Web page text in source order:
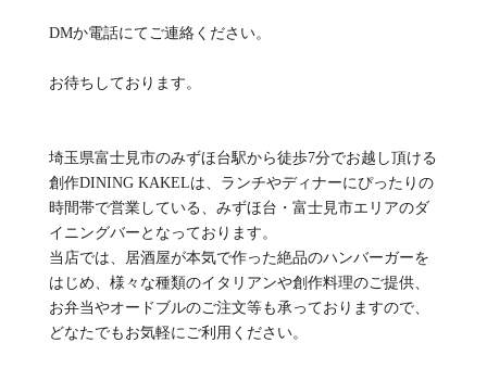
DMか電話にてご連絡ください。
お待ちしております。
埼玉県富士見市のみずほ台駅から徒歩7分でお越し頂ける
創作DINING KAKELは、ランチやディナーにぴったりの
時間帯で営業している、みずほ台・富士見市エリアのダ
イニングバーとなっております。
当店では、居酒屋が本気で作った絶品のハンバーガーを
はじめ、様々な種類のイタリアンや創作料理のご提供、
お弁当やオードブルのご注文等も承っておりますので、
どなたでもお気軽にご利用ください。